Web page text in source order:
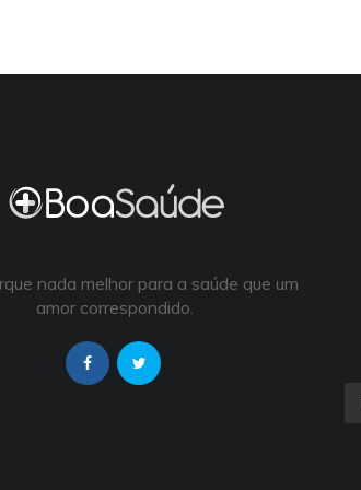
nada melhor para a saúde que um
amor correspondido.